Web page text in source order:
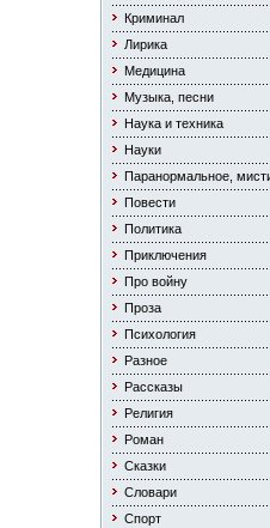
Криминал
Лирика
Медицина
Музыка, песни
Наука и техника
Науки
Паранормальное,
Повести
Политика
Приключения
Про войну
Проза
Психология
Разное
Рассказы
Религия
Роман
Сказки
Словари
Спорт